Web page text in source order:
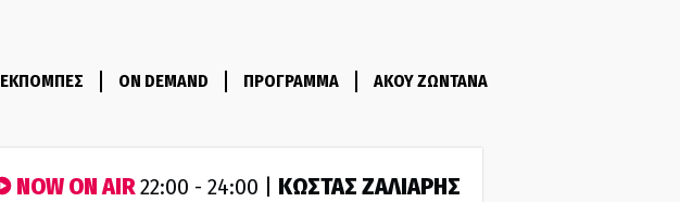
ΕΚΠΟΜΠΕΣ ON DEMAND ΠΡΟΓΡΑΜΜΑ ΑΚΟΥ ΖΩΝΤΑΝΑ
NOW ON AIR22:00 - 24:00 | ΚΩΣΤΑΣ ΖΑΛΙΑΡΗΣ